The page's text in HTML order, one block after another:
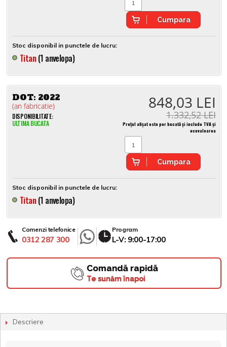
Cumpara
Stoc disponibil in punctele de lucru:
Titan (1 anvelopa)
DOT: 2022
(an fabricatie)
DISPONIBILITATE:
ULTIMA BUCATA
848,03 LEI
1.332,52 LEI
Prețul afișat este per bucată și include TVA și
ecovaloarea
Cumpara
Stoc disponibil in punctele de lucru:
Titan (1 anvelopa)
Comenzi telefonice
0312 287 300
Program
L-V: 9:00-17:00
Comandă rapidă
Te sunăm înapoi
Descriere